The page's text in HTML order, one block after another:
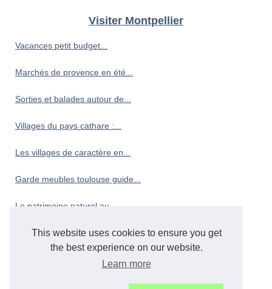
This website uses cookies to ensure you get
the best experience on our website.
Learn more
Visiter Montpellier
Vacances petit budget...
Marchés de provence en été...
Sorties et balades autour de...
Villages du pays cathare :...
Les villages de caractère en...
Garde meubles toulouse guide...
Le patrimoine naturel au...
Profiter d'un séjour en...
Brasserie bayonne guide :...